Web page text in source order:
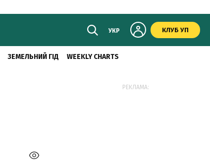
УКР КЛУБ УП
ЗЕМЕЛЬНИЙ ГІД WEEKLY CHARTS
РЕКЛАМА: